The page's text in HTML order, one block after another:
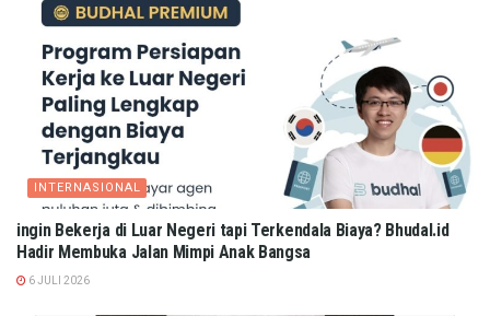
INTERNASIONAL
ingin Bekerja di Luar Negeri tapi Terkendala Biaya? Bhudal.id
Hadir Membuka Jalan Mimpi Anak Bangsa
6 JULI 2026